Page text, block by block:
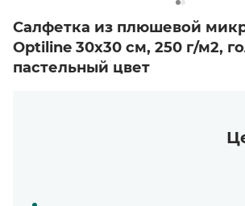
Салфетка из плюшевой
Optiline 30х30 см, 250 г/м2,
пастельный цвет